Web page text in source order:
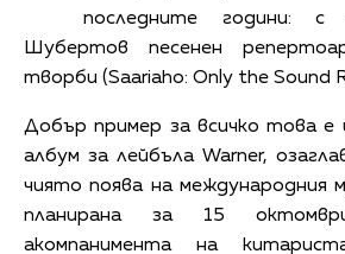
последните години: с
Шубертов песенен
творби (Saariaho: Only the Sound
Добър пример за всичко това е
албум за лейбъла Warner,
чиято поява на международния
планирана за 15
акомпанимента на